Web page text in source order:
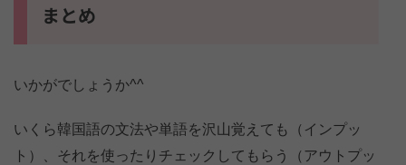
まとめ
いかがでしょうか^^
いくら韓国語の文法や単語を沢山覚えても（インプッ
ト）、それを使ったりチェックしてもらう（アウトプッ